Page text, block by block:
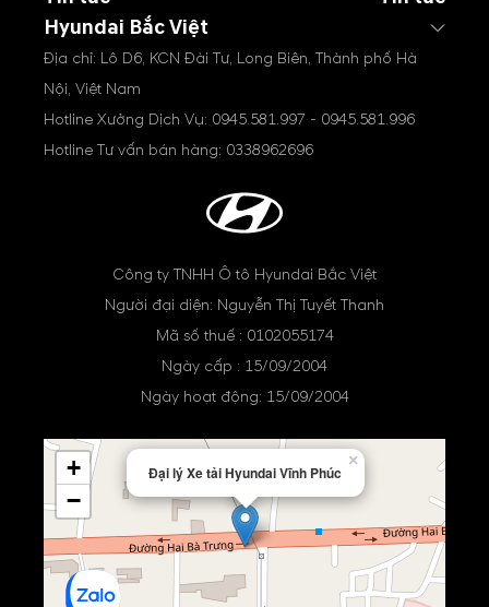
Hyundai Bắc Việt
Địa chỉ: Lô D6, KCN Đài Tư, Long Biên, Thành phố Hà
Nội, Việt Nam
Hotline Xưởng Dịch Vụ: 0945.581.997 - 0945.581.996
Hotline Tư vấn bán hàng: 0338962696
Công ty TNHH Ô tô Hyundai Bắc Việt
Người đại diện: Nguyễn Thị Tuyết Thanh
Mã số thuế : 0102055174
Ngày cấp : 15/09/2004
Ngày hoạt động: 15/09/2004
Đại lý Xe tải Hyundai Vĩnh Phúc
×
+
−